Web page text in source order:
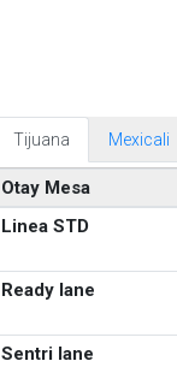
Tijuana Mexicali
Otay Mesa
Linea STD
Ready lane
Sentri lane